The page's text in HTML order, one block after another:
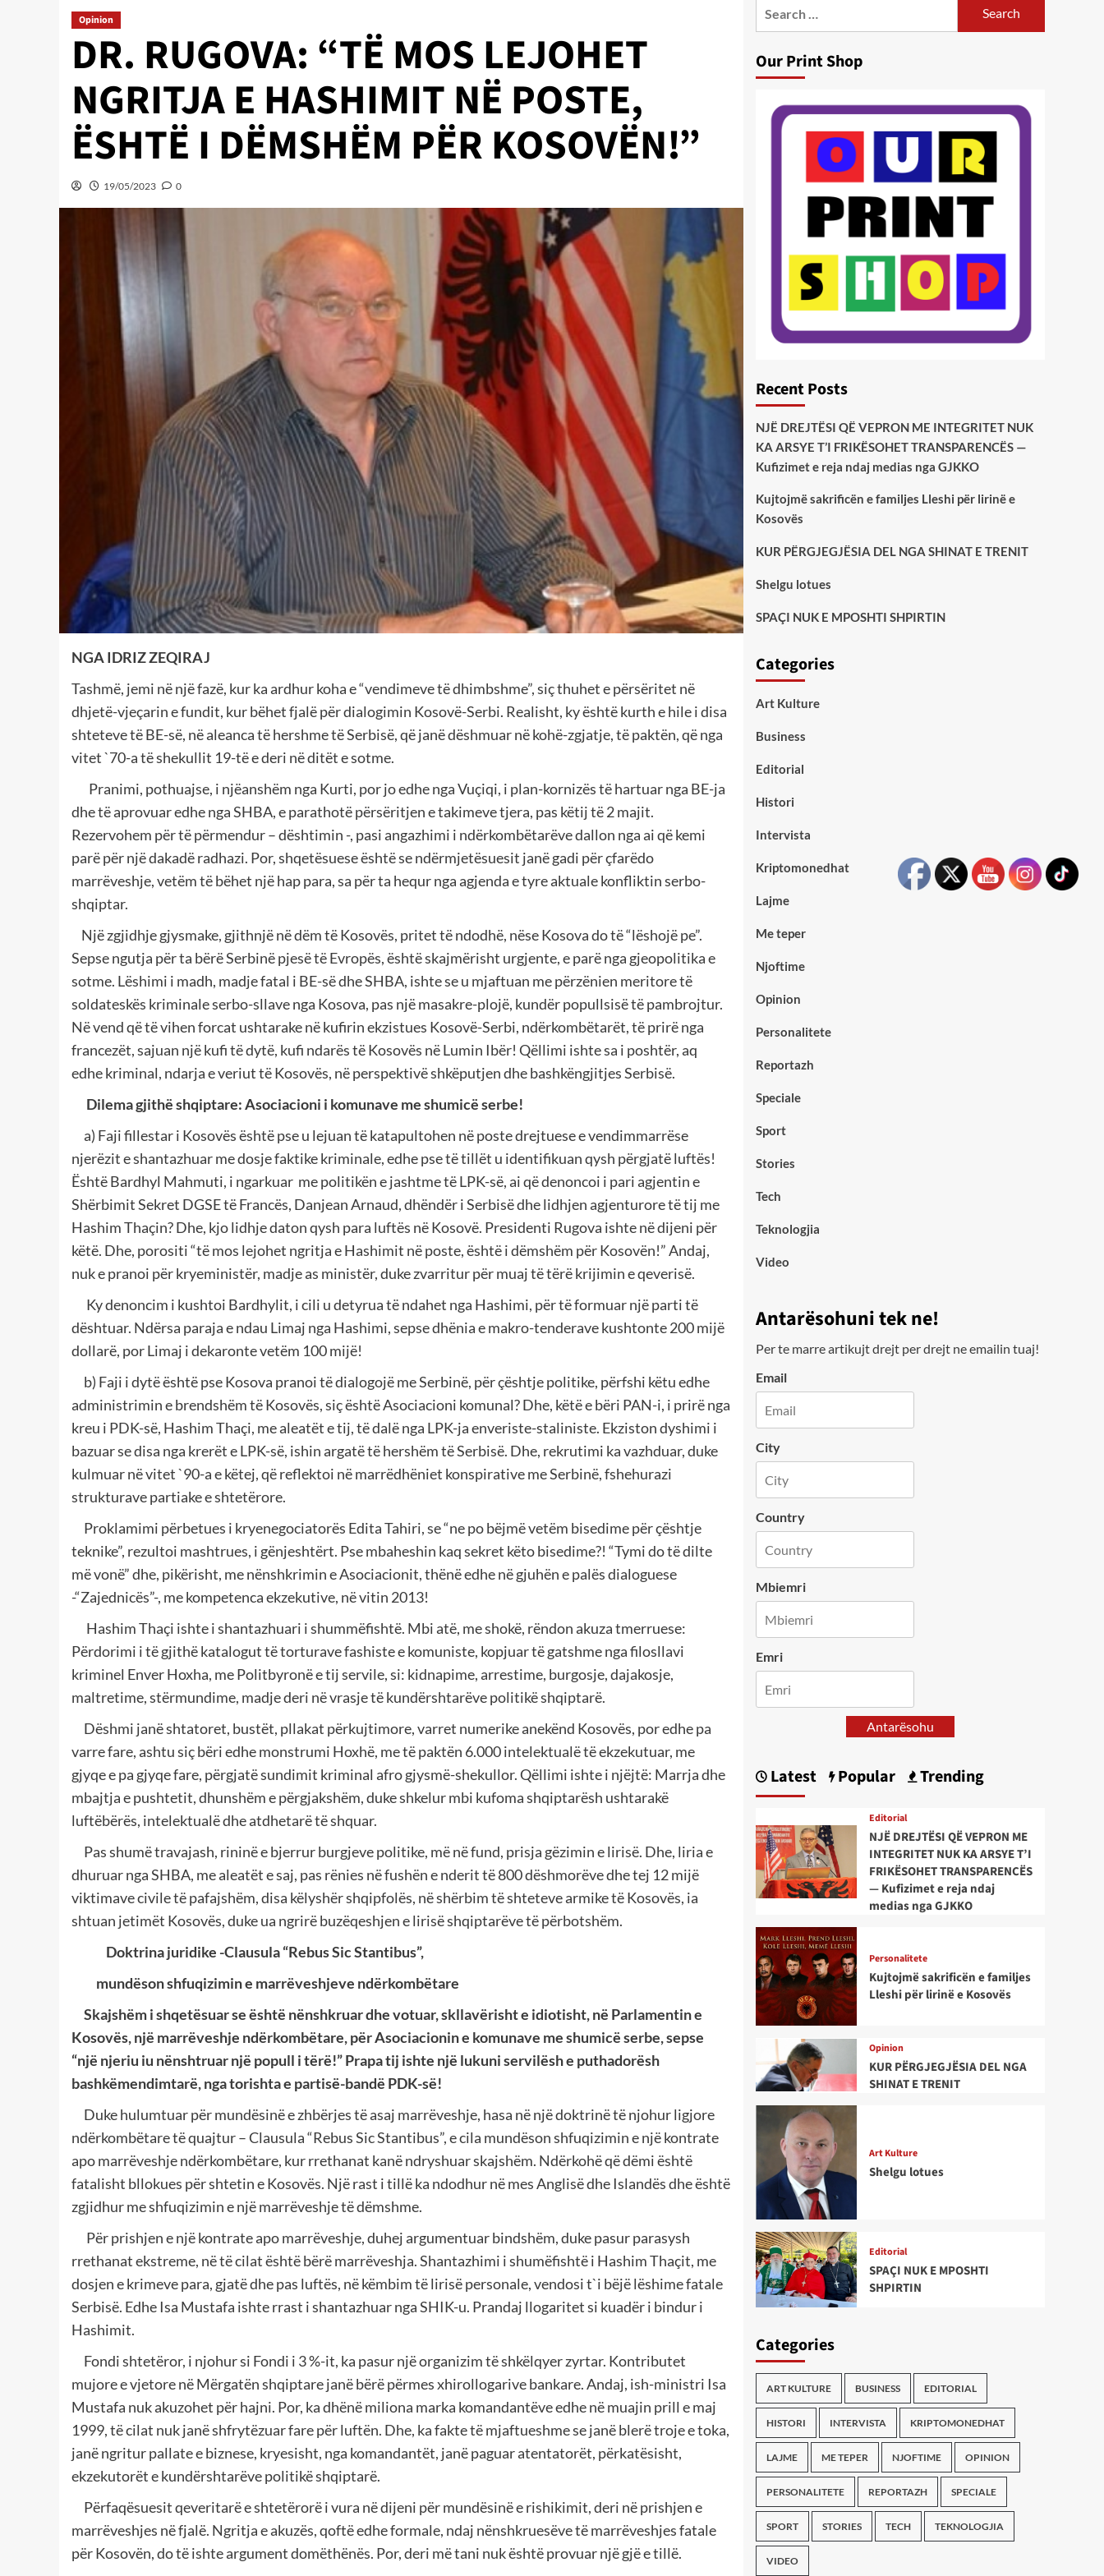
Opinion
DR. RUGOVA: “TË MOS LEJOHET
NGRITJA E HASHIMIT NË POSTE,
ËSHTË I DËMSHËM PËR KOSOVËN!”
19/05/2023 0
NGA IDRIZ ZEQIRAJ
Tashmë, jemi në një fazë, kur ka ardhur koha e “vendimeve të dhimbshme”, siç thuhet e përsëritet në
dhjetë-vjeçarin e fundit, kur bëhet fjalë për dialogimin Kosovë-Serbi. Realisht, ky është kurth e hile i disa
shteteve të BE-së, në aleanca të hershme të Serbisë, që janë dëshmuar në kohë-zgjatje, të paktën, që nga
vitet `70-a të shekullit 19-të e deri në ditët e sotme.
Pranimi, pothuajse, i njëanshëm nga Kurti, por jo edhe nga Vuçiqi, i plan-kornizës të hartuar nga BE-ja
dhe të aprovuar edhe nga SHBA, e parathotë përsëritjen e takimeve tjera, pas këtij të 2 majit.
Rezervohem për të përmendur – dështimin -, pasi angazhimi i ndërkombëtarëve dallon nga ai që kemi
parë për një dakadë radhazi. Por, shqetësuese është se ndërmjetësuesit janë gadi për çfarëdo
marrëveshje, vetëm të bëhet një hap para, sa për ta hequr nga agjenda e tyre aktuale konfliktin serbo-
shqiptar.
Një zgjidhje gjysmake, gjithnjë në dëm të Kosovës, pritet të ndodhë, nëse Kosova do të “lëshojë pe”.
Sepse ngutja për ta bërë Serbinë pjesë të Evropës, është skajmërisht urgjente, e parë nga gjeopolitika e
sotme. Lëshimi i madh, madje fatal i BE-së dhe SHBA, ishte se u mjaftuan me përzënien meritore të
soldateskës kriminale serbo-sllave nga Kosova, pas një masakre-plojë, kundër popullsisë të pambrojtur.
Në vend që të vihen forcat ushtarake në kufirin ekzistues Kosovë-Serbi, ndërkombëtarët, të prirë nga
francezët, sajuan një kufi të dytë, kufi ndarës të Kosovës në Lumin Ibër! Qëllimi ishte sa i poshtër, aq
edhe kriminal, ndarja e veriut të Kosovës, në perspektivë shkëputjen dhe bashkëngjitjes Serbisë.
Dilema gjithë shqiptare: Asociacioni i komunave me shumicë serbe!
a) Faji fillestar i Kosovës është pse u lejuan të katapultohen në poste drejtuese e vendimmarrëse
njerëzit e shantazhuar me dosje faktike kriminale, edhe pse të tillët u identifikuan qysh përgjatë luftës!
Është Bardhyl Mahmuti, i ngarkuar me politikën e jashtme të LPK-së, ai që denoncoi i pari agjentin e
Shërbimit Sekret DGSE të Francës, Danjean Arnaud, dhëndër i Serbisë dhe lidhjen agjenturore të tij me
Hashim Thaçin? Dhe, kjo lidhje daton qysh para luftës në Kosovë. Presidenti Rugova ishte në dijeni për
këtë. Dhe, porositi “të mos lejohet ngritja e Hashimit në poste, është i dëmshëm për Kosovën!” Andaj,
nuk e pranoi për kryeministër, madje as ministër, duke zvarritur për muaj të tërë krijimin e qeverisë.
Ky denoncim i kushtoi Bardhylit, i cili u detyrua të ndahet nga Hashimi, për të formuar një parti të
dështuar. Ndërsa paraja e ndau Limaj nga Hashimi, sepse dhënia e makro-tenderave kushtonte 200 mijë
dollarë, por Limaj i dekaronte vetëm 100 mijë!
b) Faji i dytë është pse Kosova pranoi të dialogojë me Serbinë, për çështje politike, përfshi këtu edhe
administrimin e brendshëm të Kosovës, siç është Asociacioni komunal? Dhe, këtë e bëri PAN-i, i prirë nga
kreu i PDK-së, Hashim Thaçi, me aleatët e tij, të dalë nga LPK-ja enveriste-staliniste. Ekziston dyshimi i
bazuar se disa nga krerët e LPK-së, ishin argatë të hershëm të Serbisë. Dhe, rekrutimi ka vazhduar, duke
kulmuar në vitet `90-a e këtej, që reflektoi në marrëdhëniet konspirative me Serbinë, fshehurazi
strukturave partiake e shtetërore.
Proklamimi përbetues i kryenegociatorës Edita Tahiri, se “ne po bëjmë vetëm bisedime për çështje
teknike”, rezultoi mashtrues, i gënjeshtërt. Pse mbaheshin kaq sekret këto bisedime?! “Tymi do të dilte
më vonë” dhe, pikërisht, me nënshkrimin e Asociacionit, thënë edhe në gjuhën e palës dialoguese
-“Zajednicës”-, me kompetenca ekzekutive, në vitin 2013!
Hashim Thaçi ishte i shantazhuari i shummëfishtë. Mbi atë, me shokë, rëndon akuza tmerruese:
Përdorimi i të gjithë katalogut të torturave fashiste e komuniste, kopjuar të gatshme nga filosllavi
kriminel Enver Hoxha, me Politbyronë e tij servile, si: kidnapime, arrestime, burgosje, dajakosje,
maltretime, stërmundime, madje deri në vrasje të kundërshtarëve politikë shqiptarë.
Dëshmi janë shtatoret, bustët, pllakat përkujtimore, varret numerike anekënd Kosovës, por edhe pa
varre fare, ashtu siç bëri edhe monstrumi Hoxhë, me të paktën 6.000 intelektualë të ekzekutuar, me
gjyqe e pa gjyqe fare, përgjatë sundimit kriminal afro gjysmë-shekullor. Qëllimi ishte i njëjtë: Marrja dhe
mbajtja e pushtetit, dhunshëm e përgjakshëm, duke shkelur mbi kufoma shqiptarësh ushtarakë
luftëbërës, intelektualë dhe atdhetarë të shquar.
Pas shumë travajash, rininë e bjerrur burgjeve politike, më në fund, prisja gëzimin e lirisë. Dhe, liria e
dhuruar nga SHBA, me aleatët e saj, pas rënies në fushën e nderit të 800 dëshmorëve dhe tej 12 mijë
viktimave civile të pafajshëm, disa këlyshër shqipfolës, në shërbim të shteteve armike të Kosovës, ia
shtuan jetimët Kosovës, duke ua ngrirë buzëqeshjen e lirisë shqiptarëve të përbotshëm.
Doktrina juridike -Clausula “Rebus Sic Stantibus”,
mundëson shfuqizimin e marrëveshjeve ndërkombëtare
Skajshëm i shqetësuar se është nënshkruar dhe votuar, skllavërisht e idiotisht, në Parlamentin e
Kosovës, një marrëveshje ndërkombëtare, për Asociacionin e komunave me shumicë serbe, sepse
“një njeriu iu nënshtruar një popull i tërë!” Prapa tij ishte një lukuni servilësh e puthadorësh
bashkëmendimtarë, nga torishta e partisë-bandë PDK-së!
Duke hulumtuar për mundësinë e zhbërjes të asaj marrëveshje, hasa në një doktrinë të njohur ligjore
ndërkombëtare të quajtur – Clausula “Rebus Sic Stantibus”, e cila mundëson shfuqizimin e një kontrate
apo marrëveshje ndërkombëtare, kur rrethanat kanë ndryshuar skajshëm. Ndërkohë që dëmi është
fatalisht bllokues për shtetin e Kosovës. Një rast i tillë ka ndodhur në mes Anglisë dhe Islandës dhe është
zgjidhur me shfuqizimin e një marrëveshje të dëmshme.
Për prishjen e një kontrate apo marrëveshje, duhej argumentuar bindshëm, duke pasur parasysh
rrethanat ekstreme, në të cilat është bërë marrëveshja. Shantazhimi i shumëfishtë i Hashim Thaçit, me
dosjen e krimeve para, gjatë dhe pas luftës, në këmbim të lirisë personale, vendosi t`i bëjë lëshime fatale
Serbisë. Edhe Isa Mustafa ishte rrast i shantazhuar nga SHIK-u. Prandaj llogaritet si kuadër i bindur i
Hashimit.
Fondi shtetëror, i njohur si Fondi i 3 %-it, ka pasur një organizim të shkëlqyer zyrtar. Kontributet
mujore e vjetore në Mërgatën shqiptare janë bërë përmes xhirollogarive bankare. Andaj, ish-ministri Isa
Mustafa nuk akuzohet për hajni. Por, ka dhënë miliona marka komandantëve edhe në muajin prill e maj
1999, të cilat nuk janë shfrytëzuar fare për luftën. Dhe, ka fakte të mjaftueshme se janë blerë troje e toka,
janë ngritur pallate e biznese, kryesisht, nga komandantët, janë paguar atentatorët, përkatësisht,
ekzekutorët e kundërshtarëve politikë shqiptarë.
Përfaqësuesit qeveritarë e shtetërorë i vura në dijeni për mundësinë e rishikimit, deri në prishjen e
marrëveshjes në fjalë. Ngritja e akuzës, qoftë edhe formale, ndaj nënshkruesëve të marrëveshjes fatale
për Kosovën, do të ishte argument domëthënës. Por, deri më tani nuk është provuar një gjë e tillë.
Our Print Shop
Recent Posts
NJË DREJTËSI QË VEPRON ME INTEGRITET NUK
KA ARSYE T’I FRIKËSOHET TRANSPARENCËS —
Kufizimet e reja ndaj medias nga GJKKO
Kujtojmë sakrificën e familjes Lleshi për lirinë e
Kosovës
KUR PËRGJEGJËSIA DEL NGA SHINAT E TRENIT
Shelgu lotues
SPAÇI NUK E MPOSHTI SHPIRTIN
Categories
Art Kulture
Business
Editorial
Histori
Intervista
Kriptomonedhat
Lajme
Me teper
Njoftime
Opinion
Personalitete
Reportazh
Speciale
Sport
Stories
Tech
Teknologjia
Video
Antarësohuni tek ne!
Per te marre artikujt drejt per drejt ne emailin tuaj!
Email
City
Country
Mbiemri
Emri
Antarësohu
Latest Popular Trending
Editorial
NJË DREJTËSI QË VEPRON ME
INTEGRITET NUK KA ARSYE T’I
FRIKËSOHET TRANSPARENCËS
— Kufizimet e reja ndaj
medias nga GJKKO
Personalitete
Kujtojmë sakrificën e familjes
Lleshi për lirinë e Kosovës
Opinion
KUR PËRGJEGJËSIA DEL NGA
SHINAT E TRENIT
Art Kulture
Shelgu lotues
Editorial
SPAÇI NUK E MPOSHTI
SHPIRTIN
Categories
ART KULTURE BUSINESS EDITORIAL
HISTORI INTERVISTA KRIPTOMONEDHAT
LAJME ME TEPER NJOFTIME OPINION
PERSONALITETE REPORTAZH SPECIALE
SPORT STORIES TECH TEKNOLOGJIA
VIDEO